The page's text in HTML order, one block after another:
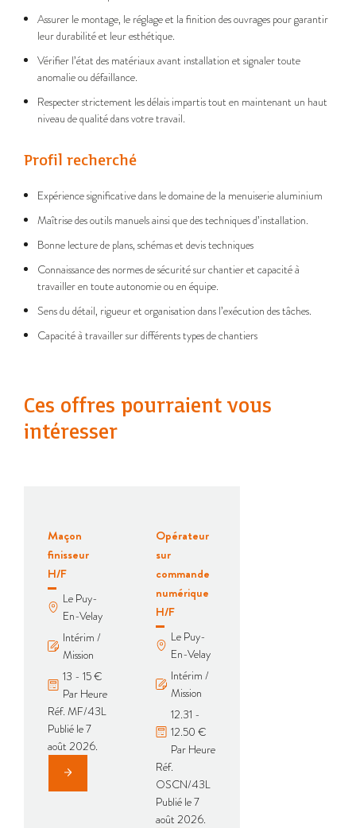
Assurer le montage, le réglage et la finition des ouvrages pour garantir
leur durabilité et leur esthétique.
Vérifier l’état des matériaux avant installation et signaler toute
anomalie ou défaillance.
Respecter strictement les délais impartis tout en maintenant un haut
niveau de qualité dans votre travail.
Profil recherché
Expérience significative dans le domaine de la menuiserie aluminium
Maîtrise des outils manuels ainsi que des techniques d’installation.
Bonne lecture de plans, schémas et devis techniques
Connaissance des normes de sécurité sur chantier et capacité à
travailler en toute autonomie ou en équipe.
Sens du détail, rigueur et organisation dans l’exécution des tâches.
Capacité à travailler sur différents types de chantiers
Ces offres pourraient vous
intéresser
Maçon
finisseur
H/F
Le Puy-
En-Velay
Intérim /
Mission
13 - 15 €
Par Heure
Réf. MF/43L
Publié le 7
août 2026.
Opérateur
sur
commande
numérique
H/F
Le Puy-
En-Velay
Intérim /
Mission
12.31 -
12.50 €
Par Heure
Réf.
OSCN/43L
Publié le 7
août 2026.